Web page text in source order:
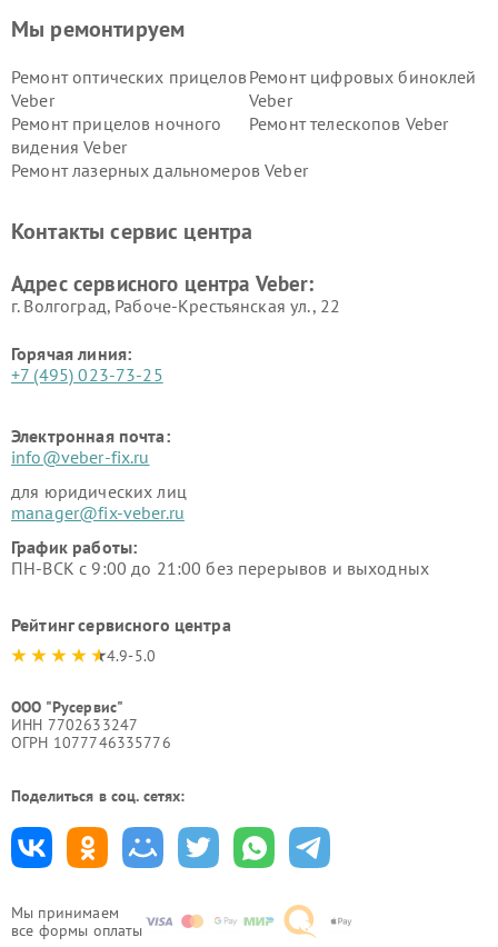
Мы принимаем
все формы оплаты
Мы ремонтируем
Ремонт оптических прицелов
Veber
Ремонт цифровых биноклей
Veber
Ремонт прицелов ночного
видения Veber
Ремонт телескопов Veber
Ремонт лазерных дальномеров Veber
Контакты сервис центра
Адрес сервисного центра Veber:
г. Волгоград, Рабоче-Крестьянская ул., 22
Горячая линия:
+7 (495) 023-73-25
Электронная почта:
info@veber-fix.ru
для юридических лиц
manager@fix-veber.ru
График работы:
ПН-ВСК с 9:00 до 21:00 без перерывов и выходных
Рейтинг сервисного центра
4.9-5.0
ООО "Русервис"
ИНН 7702633247
ОГРН 1077746335776
Поделиться в соц. сетях: